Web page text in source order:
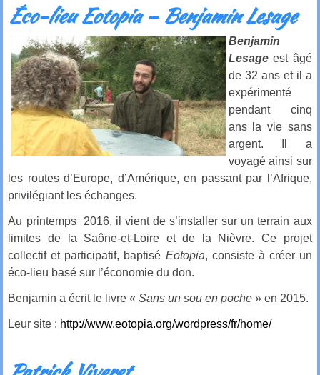
Éco-lieu Eotopia – Benjamin Lesage
Benjamin
Lesageest âgé
de 32 ans et il a
expérimenté
pendant cinq
ans la vie sans
argent. Il a
voyagé ainsi sur
les routes d’Europe, d’Amérique, en passant par l’Afrique,
privilégiant les échanges.
Au printemps 2016, il vient de s’installer sur un terrain aux
limites de la Saône-et-Loire et de la Nièvre. Ce projet
collectif et participatif, baptisé Eotopia, consiste à créer un
éco-lieu basé sur l’économie du don.
Benjamin a écrit le livre «Sans un sou en poche » en 2015.
Leur site : http://www.eotopia.org/wordpress/fr/home/